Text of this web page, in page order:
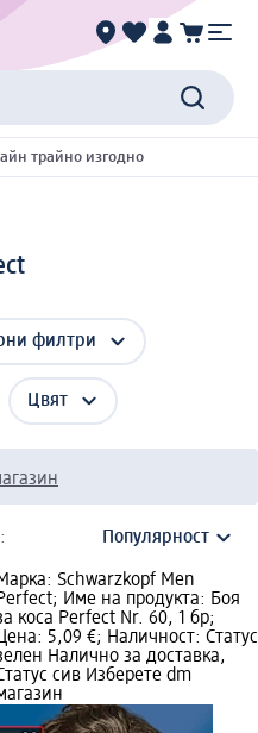
трайно изгодно
филтри
Цвят
Schwarzkopf Men
Име на продукта: Боя
коса Perfect Nr. 60, 1 бр;
5,09 €; Наличност: Статус
Налично за доставка,
сив Изберете dm